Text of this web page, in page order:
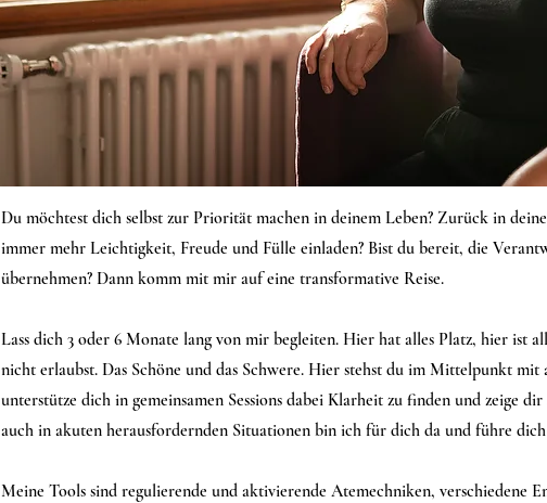
Du möchtest dich selbst zur Priorität machen in deinem Leben? Zurück in
immer mehr Leichtigkeit, Freude und Fülle einladen? Bist du bereit, die
übernehmen? Dann komm mit mir auf eine transformative Reise.
Lass dich 3 oder 6 Monate lang von mir begleiten. Hier hat alles Platz, hier ist
nicht erlaubst. Das Schöne und das Schwere. Hier stehst du im Mittelpunkt mit
unterstütze dich in gemeinsamen Sessions dabei Klarheit zu finden und zeige
auch in akuten herausfordernden Situationen bin ich für dich da und führe
Meine Tools sind regulierende und aktivierende Atemechniken, verschiedene